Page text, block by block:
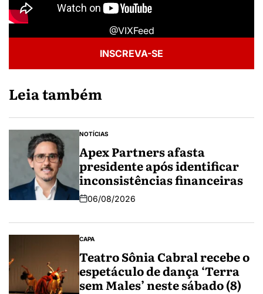
@VIXFeed
INSCREVA-SE
Leia também
NOTÍCIAS
Apex Partners afasta
presidente após identificar
inconsistências financeiras
06/08/2026
CAPA
Teatro Sônia Cabral recebe o
espetáculo de dança ‘Terra
sem Males’ neste sábado (8)